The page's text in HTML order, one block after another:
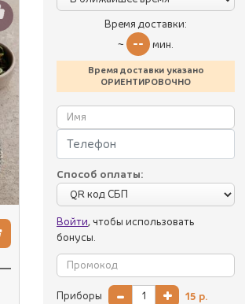
Время доставки:
~
-- мин.
Время доставки указано
ОРИЕНТИРОВОЧНО
Способ оплаты:
Войти, чтобы использовать
бонусы.
Приборы - + 15 р.